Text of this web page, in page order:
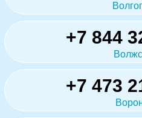
+7 844
+7 473